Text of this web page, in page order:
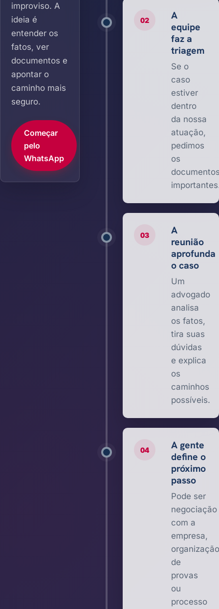
improviso. A
ideia é
entender os
fatos, ver
documentos e
apontar o
caminho mais
seguro.
Começar
pelo
WhatsApp
02
A
equipe
faz a
triagem
Se o
caso
estiver
dentro
da nossa
atuação,
pedimos
os
03
A
reunião
aprofunda
o caso
Um
advogado
analisa
os fatos,
tira suas
dúvidas
e explica
os
caminhos
possíveis.
04
A gente
define o
próximo
passo
Pode ser
negociação
com a
empresa,
de
provas
ou
processo